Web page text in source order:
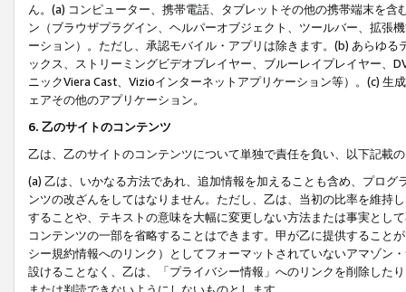
ん。(a) コンピューター、携帯電話、タブレットその他の携帯端末を
ン（ブラウザプラグイン、ヘルパーオブジェクト、ツールバー、拡張
ーション）。ただし、承認モバイル・アプリは除きます。(b) あらゆ
ックス、ストリーミングビデオプレイヤー、ブルーレイプレイヤー、
ニックViera Cast、Vizioインターネットアプリケーション等）。(c)
ェアその他のアプリケーション。
6. 乙のサイトのコンテンツ
乙は、乙のサイトのコンテンツについて単独で責任を負い、以下記載
(a) 乙は、いかなる方法であれ、追加情報を加えることも含め、プロ
ンツの改ざんをしてはなりません。ただし、乙は、当初の比率を維持
することや、テキストの意味を大幅に変更しない方法または事実とし
コンテンツの一部を省略することはできます。甲が乙に提供すること
シー規約情報へのリンク）としてフォーマットされていないアマゾン
設けることなく、乙は、「プライバシー情報」へのリンクを削除した
または判読できないようにしないものとします。